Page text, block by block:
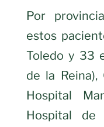
Por
estos
Toledo y 33
de la
Hospital
Hospital